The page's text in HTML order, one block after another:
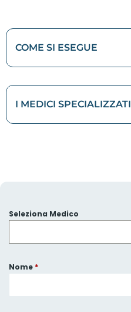
COME SI ESEGUE
I MEDICI SPECIALIZZATI
Seleziona Medico
Nome *